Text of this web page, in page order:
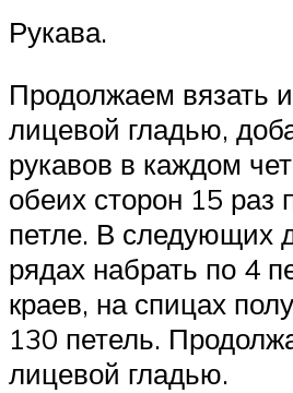
Рукава.
Продолжаем вязать
лицевой гладью,
рукавов в каждом
обеих сторон 15 раз
петле. В следующих
рядах набрать по 4
краев, на спицах
130 петель.
лицевой гладью.